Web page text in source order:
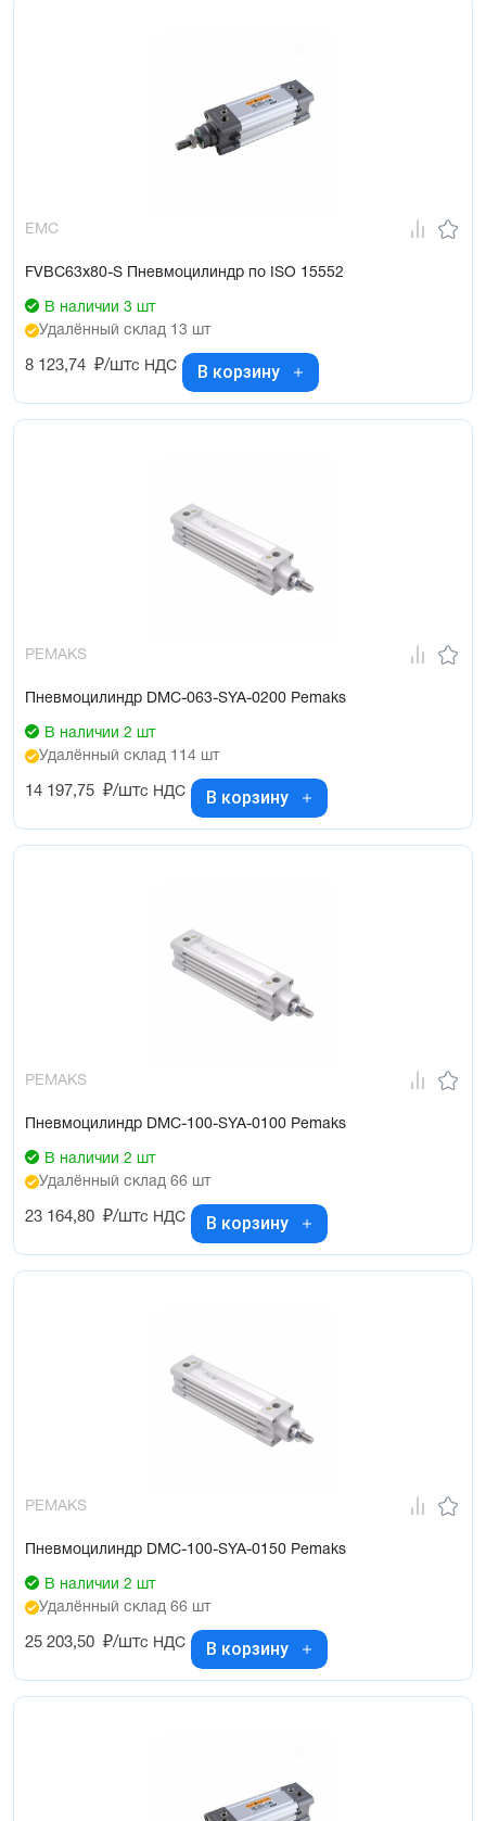
EMC
FVBC63x80-S Пневмоцилиндр по ISO 15552
В наличии 3 шт
Удалённый склад 13 шт
8 123,74 ₽/штс НДС В корзину
PEMAKS
Пневмоцилиндр DMC-063-SYA-0200 Pemaks
В наличии 2 шт
Удалённый склад 114 шт
14 197,75 ₽/штс НДС В корзину
PEMAKS
Пневмоцилиндр DMC-100-SYA-0100 Pemaks
В наличии 2 шт
Удалённый склад 66 шт
23 164,80 ₽/штс НДС В корзину
PEMAKS
Пневмоцилиндр DMC-100-SYA-0150 Pemaks
В наличии 2 шт
Удалённый склад 66 шт
25 203,50 ₽/штс НДС В корзину